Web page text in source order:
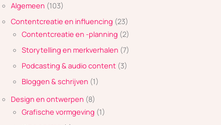
Algemeen (103)
Contentcreatie en influencing (23)
Contentcreatie en -planning (2)
Storytelling en merkverhalen (7)
Podcasting & audio content (3)
Bloggen & schrijven (1)
Design en ontwerpen (8)
Grafische vormgeving (1)